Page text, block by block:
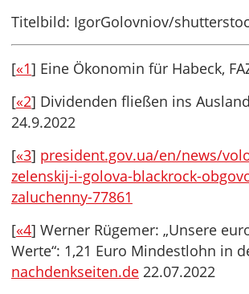
Titelbild: IgorGolovniov/
[«1] Eine Ökonomin für Habeck,
[«2] Dividenden fließen ins
24.9.2022
[«3] president.gov.ua/en/news/
zelenskij-i-golova-blackrock-
zaluchenny-77861
[«4] Werner Rügemer: „Unsere
Werte“: 1,21 Euro Mindestlohn in
nachdenkseiten.de 22.07.2022